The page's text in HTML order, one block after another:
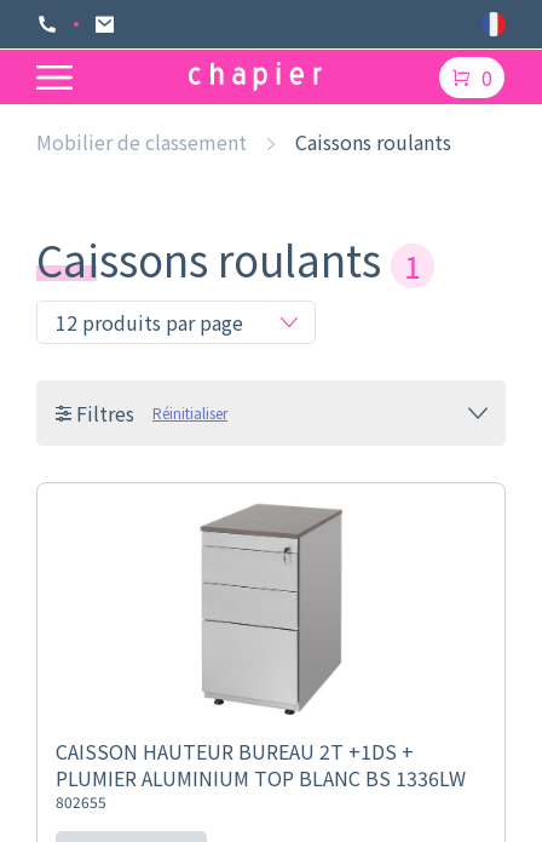
0
Mobilier de classement Caissons roulants
Caissons roulants 1
Filtres Réinitialiser
CAISSON HAUTEUR BUREAU 2T +1DS +
PLUMIER ALUMINIUM TOP BLANC BS 1336LW
802655